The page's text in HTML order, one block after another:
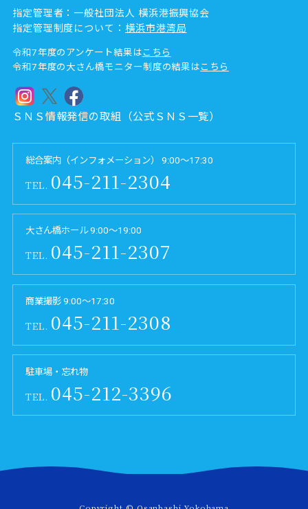
指定管理者：一般社団法人 横浜港振興協会
指定管理制度について： 横浜市港湾局
令和7年度のアンケート結果は こちら
令和7年度の大さん橋モニター制度の結果は こちら
ＳＮＳ情報発信の取組（公式ＳＮＳ一覧）
総合案内（インフォメーション） 9:00～17:30
TEL. 045-211-2304
大さん橋ホール 9:00～19:00
TEL. 045-211-2307
商業撮影 9:00～17:30
TEL. 045-211-2308
駐車場・忘れ物
TEL. 045-212-3396